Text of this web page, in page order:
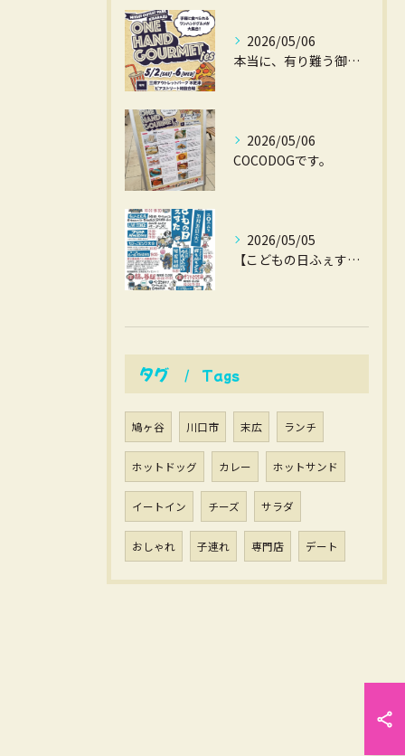
2026/05/06
本当に、有り難う御座いました。
2026/05/06
COCODOGです。
2026/05/05
【こどもの日ふぇすた】
タグ Tags
鳩ヶ谷 川口市 末広 ランチ
ホットドッグ カレー ホットサンド
イートイン チーズ サラダ
おしゃれ 子連れ 専門店 デート